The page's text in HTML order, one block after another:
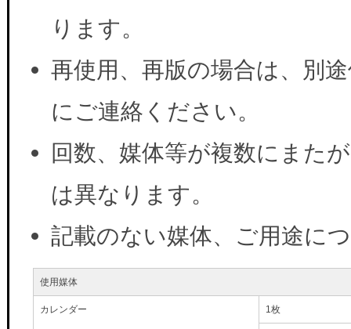
ります。
再使用、再版の場合は、別
にご連絡ください。
回数、媒体等が複数にまた
は異なります。
記載のない媒体、ご用途に
使用媒体
カレンダー 1枚